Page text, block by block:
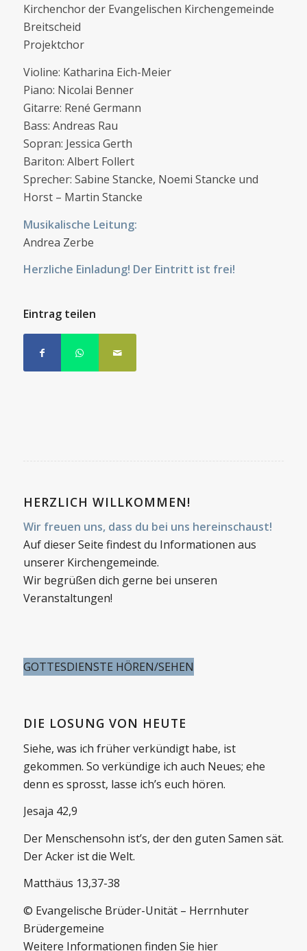
Kirchenchor der Evangelischen Kirchengemeinde
Breitscheid
Projektchor
Violine: Katharina Eich-Meier
Piano: Nicolai Benner
Gitarre: René Germann
Bass: Andreas Rau
Sopran: Jessica Gerth
Bariton: Albert Follert
Sprecher: Sabine Stancke, Noemi Stancke und
Horst – Martin Stancke
Musikalische Leitung:
Andrea Zerbe
Herzliche Einladung! Der Eintritt ist frei!
Eintrag teilen
HERZLICH WILLKOMMEN!
Wir freuen uns, dass du bei uns hereinschaust!
Auf dieser Seite findest du Informationen aus
unserer Kirchengemeinde.
Wir begrüßen dich gerne bei unseren
Veranstaltungen!
GOTTESDIENSTE HÖREN/SEHEN
DIE LOSUNG VON HEUTE
Siehe, was ich früher verkündigt habe, ist
gekommen. So verkündige ich auch Neues; ehe
denn es sprosst, lasse ich’s euch hören.
Jesaja 42,9
Der Menschensohn ist’s, der den guten Samen sät.
Der Acker ist die Welt.
Matthäus 13,37-38
© Evangelische Brüder-Unität – Herrnhuter
Brüdergemeine
Weitere Informationen finden Sie hier